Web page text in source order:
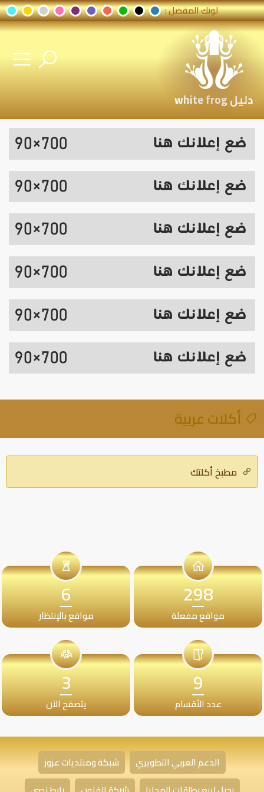
لونك المفضل :
دليل white frog
أكلات عربية
مطبخ أكلتك
298
مواقع مفعلة
6
مواقع بالإنتظار
9
عدد الأقسام
3
يتصفح الآن
الدعم العربي التطويري
شبكة ومنتديات عزوز